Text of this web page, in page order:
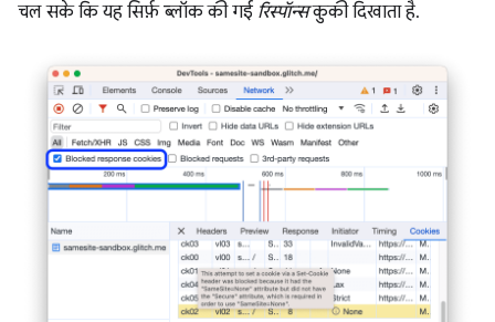
चल सके कि यह सिर्फ़ ब्लॉक की गई रिस्पॉन्सकुकी दिखाता है.